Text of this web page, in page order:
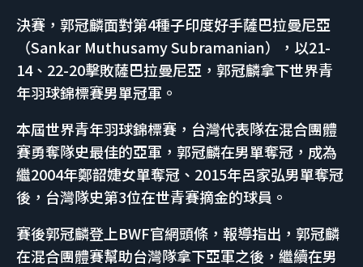
決賽，郭冠麟面對第4種子印度好手薩巴拉曼尼亞
（Sankar Muthusamy Subramanian），以21-
14、22-20擊敗薩巴拉曼尼亞，郭冠麟拿下世界青
年羽球錦標賽男單冠軍。
本屆世界青年羽球錦標賽，台灣代表隊在混合團體
賽勇奪隊史最佳的亞軍，郭冠麟在男單奪冠，成為
繼2004年鄭韶婕女單奪冠、2015年呂家弘男單奪冠
後，台灣隊史第3位在世青賽摘金的球員。
賽後郭冠麟登上BWF官網頭條，報導指出，郭冠麟
在混合團體賽幫助台灣隊拿下亞軍之後，繼續在男